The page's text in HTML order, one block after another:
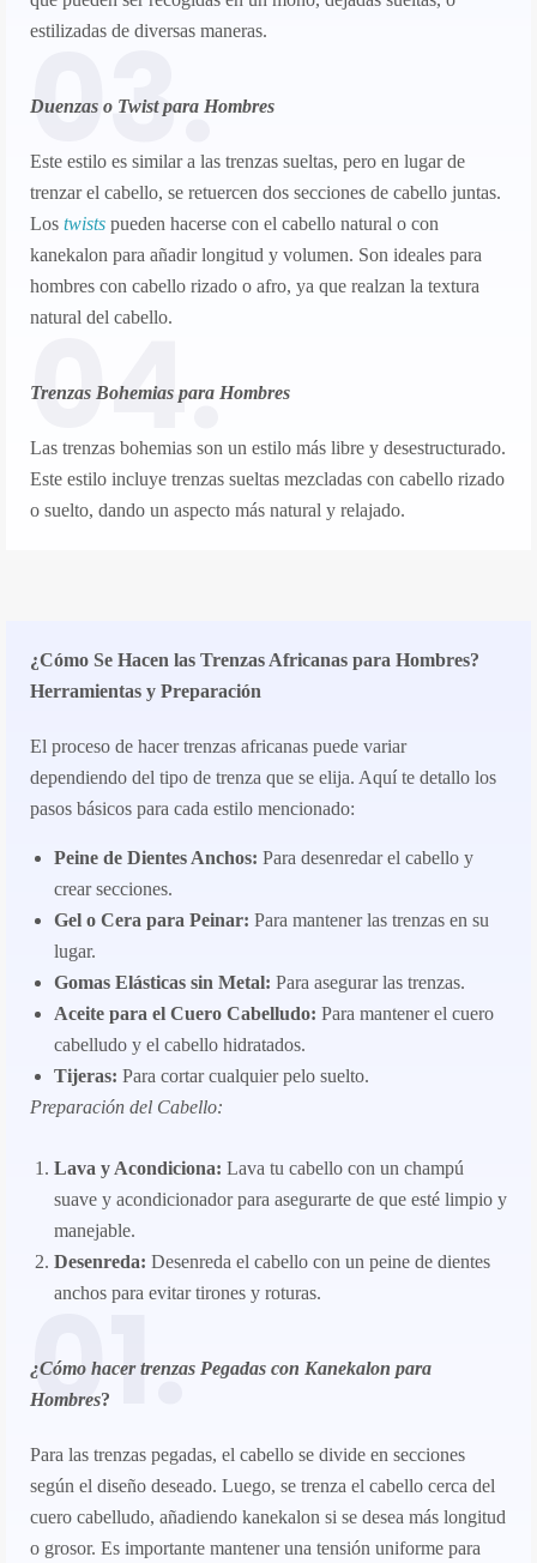
estilizadas de diversas maneras.
03.
Duenzas o Twist para Hombres
Este estilo es similar a las trenzas sueltas, pero en lugar de
trenzar el cabello, se retuercen dos secciones de cabello juntas.
Los twistspueden hacerse con el cabello natural o con
kanekalon para añadir longitud y volumen. Son ideales para
hombres con cabello rizado o afro, ya que realzan la textura
natural del cabello.
04.
Trenzas Bohemias para Hombres
Las trenzas bohemias son un estilo más libre y desestructurado.
Este estilo incluye trenzas sueltas mezcladas con cabello rizado
o suelto, dando un aspecto más natural y relajado.
¿Cómo Se Hacen las Trenzas Africanas para Hombres?
Herramientas y Preparación
El proceso de hacer trenzas africanas puede variar
dependiendo del tipo de trenza que se elija. Aquí te detallo los
pasos básicos para cada estilo mencionado:
Peine de Dientes Anchos: Para desenredar el cabello y
crear secciones.
Gel o Cera para Peinar: Para mantener las trenzas en su
lugar.
Gomas Elásticas sin Metal: Para asegurar las trenzas.
Aceite para el Cuero Cabelludo: Para mantener el cuero
cabelludo y el cabello hidratados.
Tijeras: Para cortar cualquier pelo suelto.
Preparación del Cabello:
Lava y Acondiciona: Lava tu cabello con un champú
suave y acondicionador para asegurarte de que esté limpio y
manejable.
Desenreda: Desenreda el cabello con un peine de dientes
anchos para evitar tirones y roturas.
01.
¿Cómo hacer trenzas Pegadas con Kanekalon para
Hombres?​
Para las trenzas pegadas, el cabello se divide en secciones
según el diseño deseado. Luego, se trenza el cabello cerca del
cuero cabelludo, añadiendo kanekalon si se desea más longitud
o grosor. Es importante mantener una tensión uniforme para